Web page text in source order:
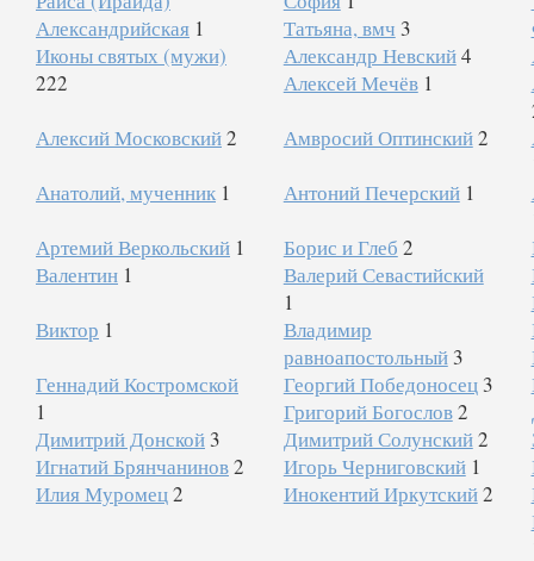
Александрийская 1
Татьяна, вмч 3
Иконы святых (мужи)
222
Александр Невский4
Алексей Мечёв 1
Алексий Московский2 Амвросий Оптинский2
Анатолий, мученник 1 Антоний Печерский 1
Артемий Веркольский 1 Борис и Глеб 2
Валентин 1
Валерий Севастийский
1
Виктор 1
Владимир
равноапостольный 3
Геннадий Костромской
1
Георгий Победоносец 3
Григорий Богослов2
Димитрий Донской 3 Димитрий Солунский2
Игнатий Брянчанинов2 Игорь Черниговский 1
Илия Муромец2 Инокентий Иркутский2